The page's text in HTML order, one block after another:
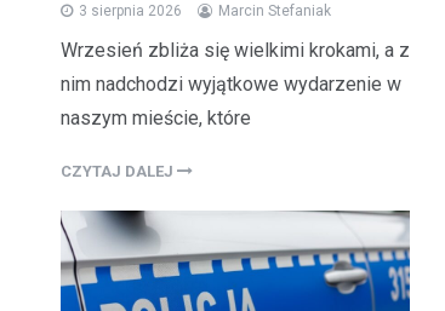
3 sierpnia 2026 Marcin Stefaniak
Wrzesień zbliża się wielkimi krokami, a z
nim nadchodzi wyjątkowe wydarzenie w
naszym mieście, które
CZYTAJ DALEJ